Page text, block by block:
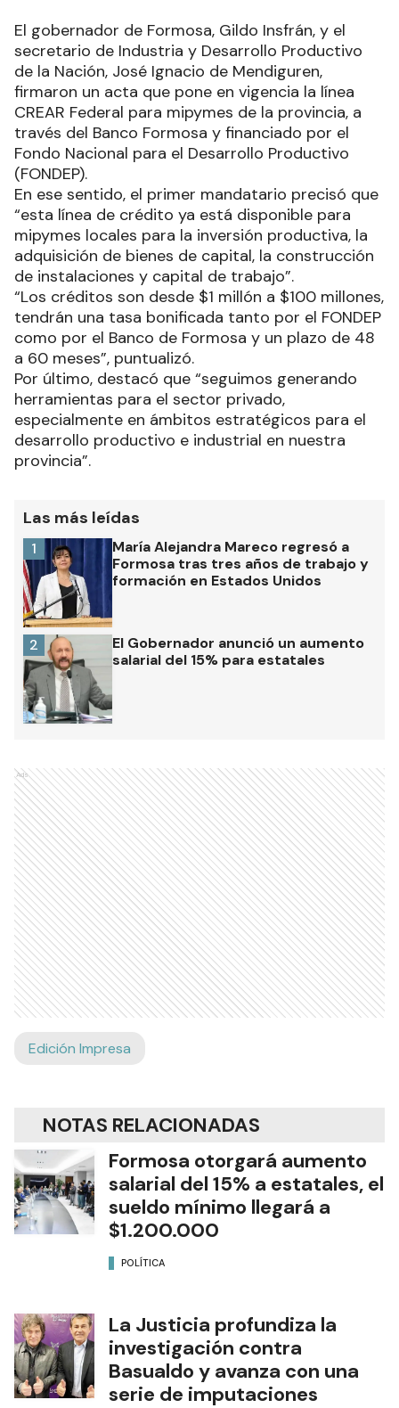
El gobernador de Formosa, Gildo Insfrán, y el
secretario de Industria y Desarrollo Productivo
de la Nación, José Ignacio de Mendiguren,
firmaron un acta que pone en vigencia la línea
CREAR Federal para mipymes de la provincia, a
través del Banco Formosa y financiado por el
Fondo Nacional para el Desarrollo Productivo
(FONDEP).
En ese sentido, el primer mandatario precisó que
“esta línea de crédito ya está disponible para
mipymes locales para la inversión productiva, la
adquisición de bienes de capital, la construcción
de instalaciones y capital de trabajo”.
“Los créditos son desde $1 millón a $100 millones,
tendrán una tasa bonificada tanto por el FONDEP
como por el Banco de Formosa y un plazo de 48
a 60 meses”, puntualizó.
Por último, destacó que “seguimos generando
herramientas para el sector privado,
especialmente en ámbitos estratégicos para el
desarrollo productivo e industrial en nuestra
provincia”.
Las más leídas
María Alejandra Mareco regresó a
Formosa tras tres años de trabajo y
formación en Estados Unidos
1
El Gobernador anunció un aumento
salarial del 15% para estatales
2
Ads
Edición Impresa
NOTAS RELACIONADAS
Formosa otorgará aumento
salarial del 15% a estatales, el
sueldo mínimo llegará a
$1.200.000
POLÍTICA
La Justicia profundiza la
investigación contra
Basualdo y avanza con una
serie de imputaciones